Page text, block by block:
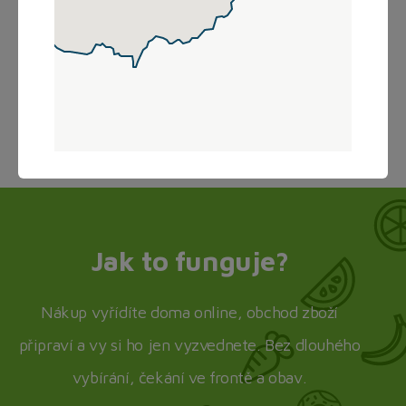
Jak to funguje?
Nákup vyřídíte doma online, obchod zboží
připraví a vy si ho jen vyzvednete. Bez dlouhého
vybírání, čekání ve frontě a obav.